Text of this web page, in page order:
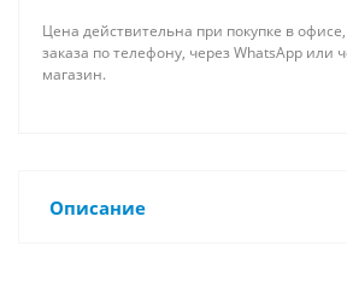
Цена действительна при покупке в
заказа по телефону, через WhatsApp или
магазин.
Описание